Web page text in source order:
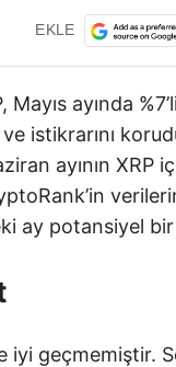
EKLE
ayında
istikrarını
ayının XRP
ay potansiyel bir
geçmemiştir.